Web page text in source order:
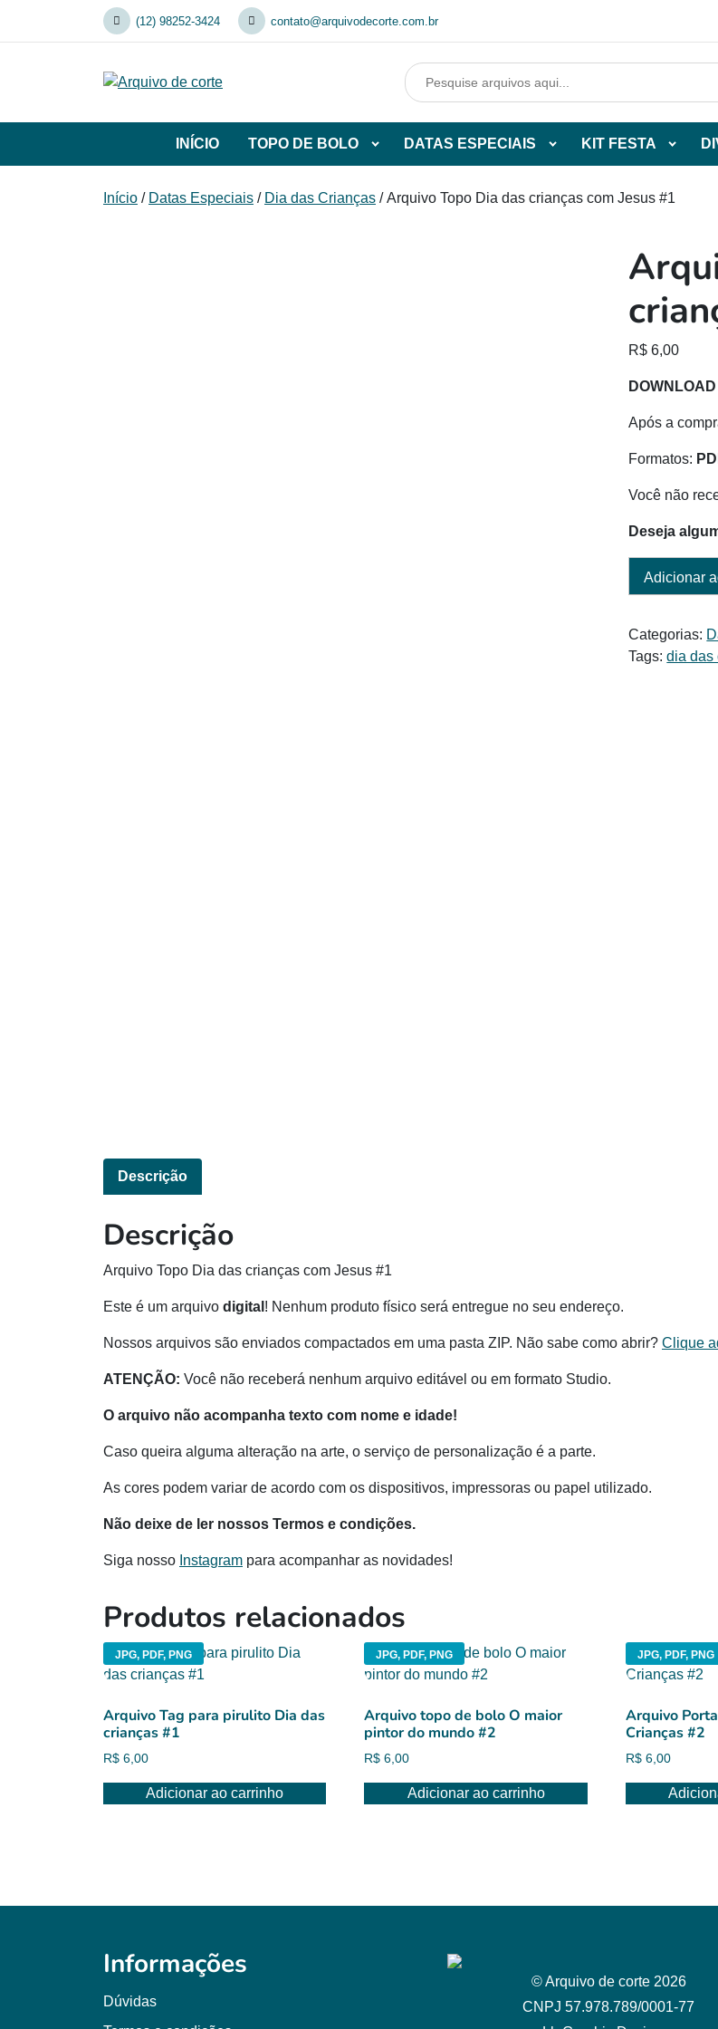
(12) 98252-3424 contato@arquivodecorte.com.br
INÍCIO TOPO DE BOLO
de
DATAS ESPECIAIS
de
KIT FESTA
de
Início / Datas Especiais / Dia das Crianças / Arquivo Topo Dia das crianças com Jesus #1
R$ 6,00
Após a
Formatos:
Você não
Deseja
Adicionar
Categorias:
Tags:dia das
Descrição
Descrição
Arquivo Topo Dia das crianças com Jesus #1
Este é um arquivo digital ! Nenhum produto físico será entregue no seu endereço.
Nossos arquivos são enviados compactados em uma pasta ZIP. Não sabe como abrir? Clique
ATENÇÃO: Você não receberá nenhum arquivo editável ou em formato Studio.
O arquivo não acompanha texto com nome e idade!
Caso queira alguma alteração na arte, o serviço de personalização é a parte.
As cores podem variar de acordo com os dispositivos, impressoras ou papel utilizado.
Não deixe de ler nossos Termos e condições.
Siga nosso Instagram para acompanhar as novidades!
Produtos relacionados
JPG, PDF, PNG
Arquivo Tag para pirulito Dia das
crianças #1
R$ 6,00
Adicionar ao carrinho
JPG, PDF, PNG
Arquivo topo de bolo O maior
pintor do mundo #2
R$ 6,00
Adicionar ao carrinho
JPG, PDF, PNG
Arquivo
Crianças #2
R$6,00
Informações
Dúvidas
© Arquivo de corte 2026
CNPJ 57.978.789/0001-77